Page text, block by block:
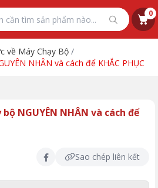
0
về Máy Chạy Bộ /
NHÂN và cách để KHẮC PHỤC
NGUYÊN NHÂN và cách để
Sao chép liên kết